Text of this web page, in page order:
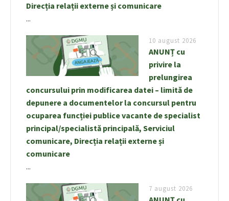
Direcția relații externe și comunicare
...
10 august 2026
ANUNȚ cu
privire la
prelungirea
concursului prin modificarea datei – limită de
depunere a documentelor la concursul pentru
ocuparea funcției publice vacante de specialist
principal/specialistă principală, Serviciul
comunicare, Direcția relații externe și
comunicare
...
7 august 2026